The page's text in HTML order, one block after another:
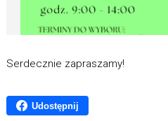
Serdecznie zapraszamy!
Udostępnij